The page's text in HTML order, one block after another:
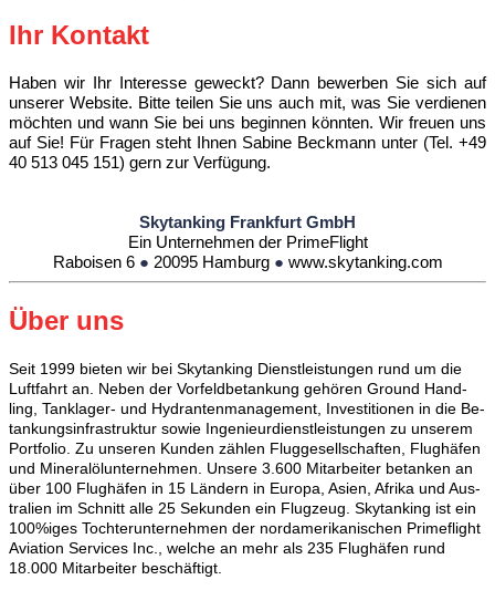
Ihr Kontakt
Haben wir Ihr Interesse geweckt? Dann bewerben Sie sich auf
unserer Website. Bitte teilen Sie uns auch mit, was Sie verdienen
möchten und wann Sie bei uns beginnen könnten. Wir freuen uns
auf Sie! Für Fragen steht Ihnen Sabine Beckmann unter (Tel. +49
40 513 045 151) gern zur Verfügung.
Skytanking Frankfurt GmbH
Ein Unternehmen der PrimeFlight
Raboisen 6 ● 20095 Hamburg● www.skytanking.com
Über uns
Seit 1999 bie­ten wir bei Skytanking Dienst­leis­tun­gen rund um die
Luft­fahrt an. Ne­ben der Vor­feld­be­tan­kung ge­hö­ren Ground Hand­
ling, Tank­la­ger- und Hy­dran­ten­ma­na­ge­ment, In­ves­ti­tio­nen in die Be­
tan­kungs­in­fra­struk­tur so­wie In­ge­ni­eur­dienst­leis­tun­gen zu un­se­rem
Port­fo­lio. Zu un­se­ren Kun­den zäh­len Flug­ge­sell­schaf­ten, Flug­hä­fen
und Mi­ne­ral­öl­un­ter­neh­men. Un­se­re 3.600 Mit­ar­bei­ter be­tan­ken an
über 100 Flug­hä­fen in 15 Län­dern in Eu­ro­pa, Asi­en, Af­ri­ka und Aus­
tra­li­en im Schnitt al­le 25 Se­kun­den ein Flug­zeug. Skytanking ist ein
100%iges Toch­ter­un­ter­neh­men der nord­ame­ri­ka­ni­schen Primeflight
Aviation Ser­vi­ces Inc., wel­che an mehr als 235 Flug­hä­fen rund
18.000 Mit­ar­bei­ter be­schäf­tigt.